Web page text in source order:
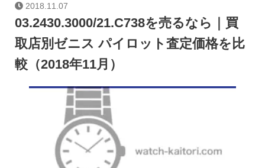
2018.11.07
03.2430.3000/21.C738を売るなら｜買
取店別ゼニス パイロット査定価格を比
較（2018年11月）